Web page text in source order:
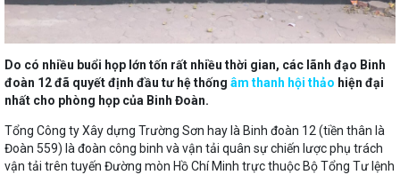
Do có nhiều buổi họp lớn tốn rất nhiều thời gian, các lãnh đạo Binh
đoàn 12 đã quyết định đầu tư hệ thống âm thanh hội thảo hiện đại
nhất cho phòng họp của Binh Đoàn.
Tổng Công ty Xây dựng Trường Sơn hay là Binh đoàn 12 (tiền thân là
Đoàn 559) là đoàn công binh và vận tải quân sự chiến lược phụ trách
vận tải trên tuyến Đường mòn Hồ Chí Minh trực thuộc Bộ Tổng Tư lệnh